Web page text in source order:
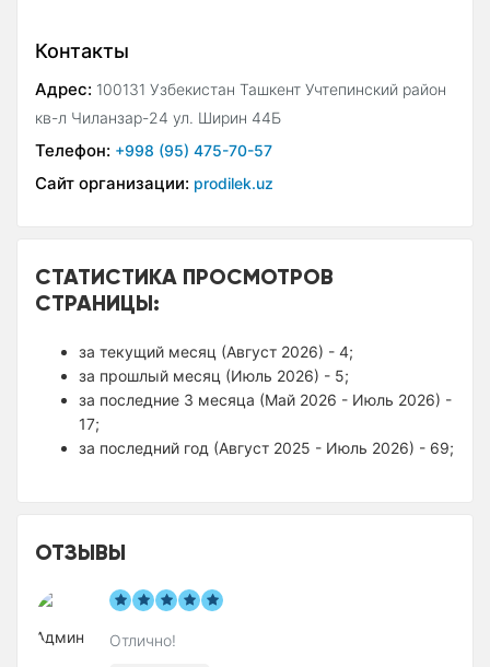
Контакты
Адрес: 100131 Узбекистан Ташкент Учтепинский район
кв-л Чиланзар-24 ул. Ширин 44Б
Телефон: +998 (95) 475-70-57
Сайт организации: prodilek.uz
СТАТИСТИКА ПРОСМОТРОВ
СТРАНИЦЫ:
за текущий месяц (Август 2026) - 4;
за прошлый месяц (Июль 2026) - 5;
за последние 3 месяца (Май 2026 - Июль 2026) -
17;
за последний год (Август 2025 - Июль 2026) - 69;
ОТЗЫВЫ
Отлично!